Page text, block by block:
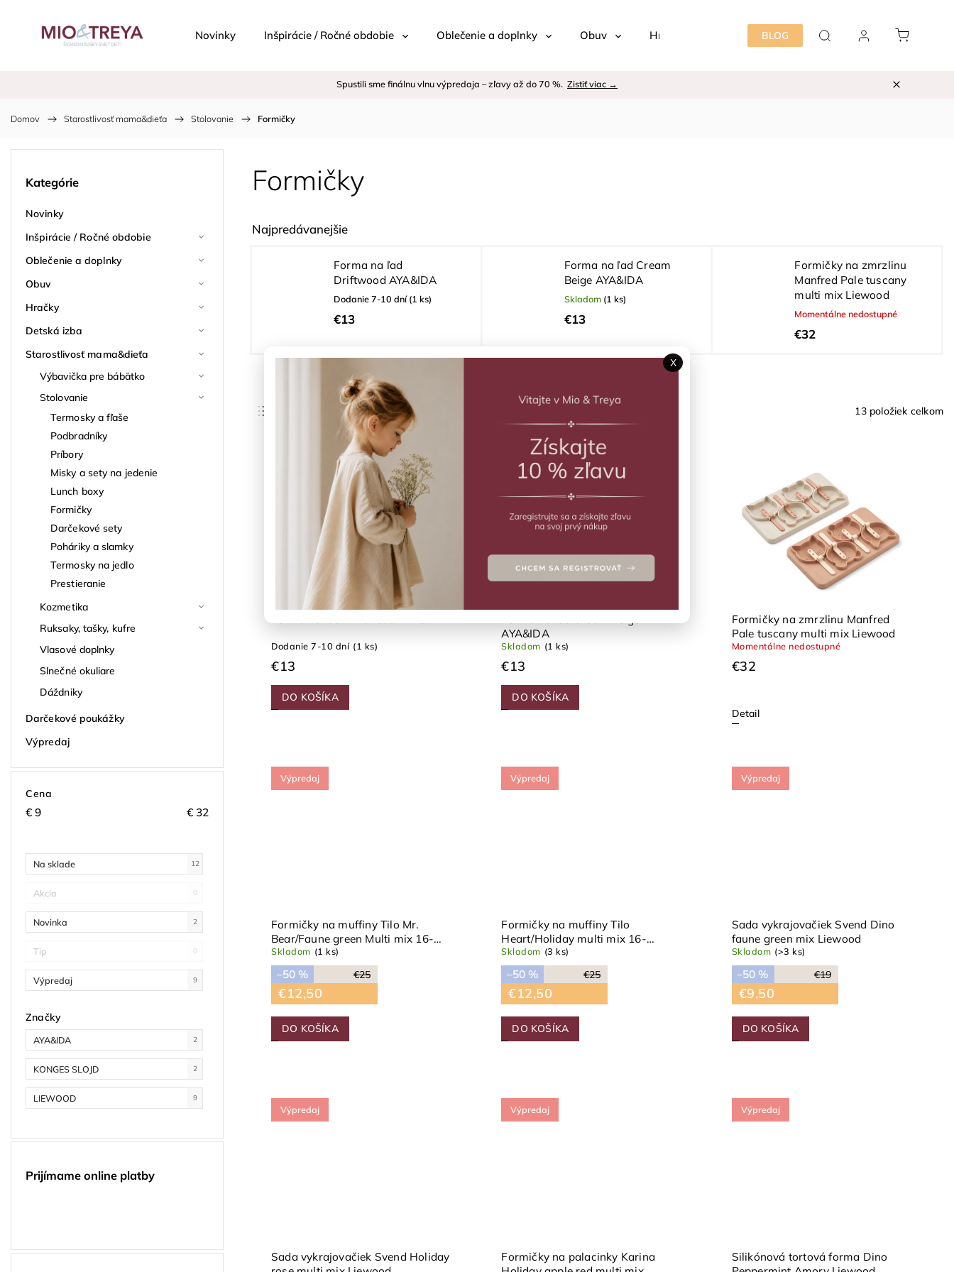
BLOG
Novinky Inšpirácie / Ročné obdobie Oblečenie a doplnky Obuv Hračky Detská izba Starostlivosť
Spustili sme finálnu vlnu výpredaja – zľavy až do 70 %. Zistiť viac →
Domov / Starostlivosť mama&dieťa / Stolovanie / Formičky
Kategórie
Novinky
Inšpirácie / Ročné obdobie
Oblečenie a doplnky
Obuv
Hračky
Detská izba
Starostlivosť mama&dieťa
Výbavička pre bábätko
Stolovanie
Termosky a fľaše
Podbradníky
Príbory
Misky a sety na jedenie
Lunch boxy
Formičky
Darčekové sety
Poháriky a slamky
Termosky na jedlo
Prestieranie
Kozmetika
Ruksaky, tašky, kufre
Vlasové doplnky
Slnečné okuliare
Dáždniky
Darčekové poukážky
Výpredaj
Cena
€ 9 € 32
Na sklade 12
Akcia 0
Novinka 2
Tip 0
Výpredaj 9
Značky
AYA&IDA 2
KONGES SLOJD 2
LIEWOOD 9
Prijímame online platby
Formičky
Najpredávanejšie
Forma na ľad
Driftwood AYA&IDA
Dodanie 7-10 dní(1 ks)
€13
Forma na ľad Cream
Beige AYA&IDA
Skladom (1 ks)
€13
Formičky na zmrzlinu
Manfred Pale tuscany
multi mix Liewood
Momentálne nedostupné
€32
Odporúčame
Najlacnejšie
Najdrahšie
Najpredávanejšie
Abecedne
13položiek celkom
Dodanie 7-10 dní (1 ks)
€13
DO KOŠÍKA
Novinka
AYA&IDA
Skladom (1 ks)
€13
DO KOŠÍKA
Formičky na zmrzlinu Manfred
Pale tuscany multi mix Liewood
Momentálne nedostupné
€32
Detail
Výpredaj
Formičky na muffiny Tilo Mr.
Bear/Faune green Multi mix 16-
balenie Liewood
Skladom (1 ks)
€25
–50 %
€12,50
DO KOŠÍKA
Výpredaj
Formičky na muffiny Tilo
Heart/Holiday multi mix 16-
balenie Liewood
Skladom (3 ks)
€25
–50 %
€12,50
DO KOŠÍKA
Výpredaj
Sada vykrajovačiek Svend Dino
faune green mix Liewood
Skladom (>3 ks)
€19
–50 %
€9,50
DO KOŠÍKA
Výpredaj
Sada vykrajovačiek Svend Holiday
Výpredaj
Formičky na palacinky Karina
Výpredaj
Silikónová tortová forma Dino
X